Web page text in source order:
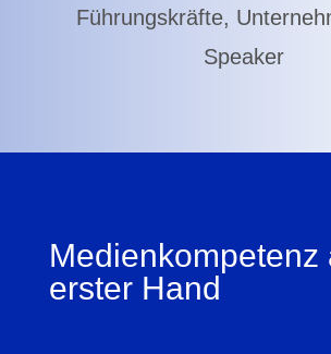
Führungskräfte,
Speaker
Medienkompetenz
erster Hand